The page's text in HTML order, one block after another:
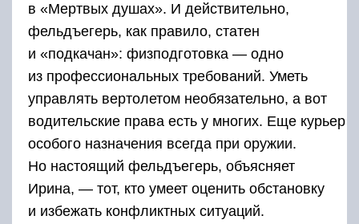
в «Мертвых душах». И действительно,
фельдъегерь, как правило, статен
и «подкачан»: физподготовка — одно
из профессиональных требований. Уметь
управлять вертолетом необязательно, а вот
водительские права есть у многих. Еще курьер
особого назначения всегда при оружии.
Но настоящий фельдъегерь, объясняет
Ирина, — тот, кто умеет оценить обстановку
и избежать конфликтных ситуаций.